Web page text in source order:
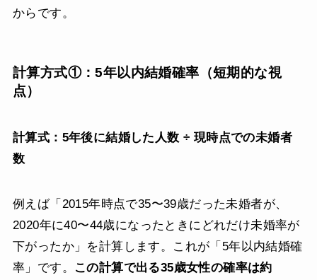
からです。
計算方式①：5年以内結婚確率（短期的な視
点）
計算式：5年後に結婚した人数 ÷ 現時点での未婚者
数
例えば「2015年時点で35〜39歳だった未婚者が、
2020年に40〜44歳になったときにどれだけ未婚率が
下がったか」を計算します。これが「5年以内結婚確
率」です。
この計算で出る35歳女性の確率は約